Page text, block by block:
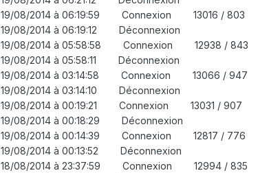
19/08/2014 à 06:19:59 Connexion 13016 / 803
19/08/2014 à 06:19:12 Déconnexion
19/08/2014 à 05:58:58 Connexion 12938 / 843
19/08/2014 à 05:58:11 Déconnexion
19/08/2014 à 03:14:58 Connexion 13066 / 947
19/08/2014 à 03:14:10 Déconnexion
19/08/2014 à 00:19:21 Connexion 13031 / 907
19/08/2014 à 00:18:29 Déconnexion
19/08/2014 à 00:14:39 Connexion 12817 / 776
19/08/2014 à 00:13:52 Déconnexion
18/08/2014 à 23:37:59 Connexion 12994 / 835